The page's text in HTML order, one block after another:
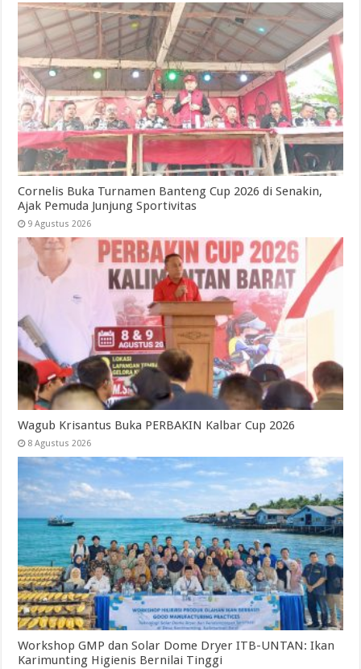
Cornelis Buka Turnamen Banteng Cup 2026 di Senakin,
Ajak Pemuda Junjung Sportivitas
9 Agustus 2026
Wagub Krisantus Buka PERBAKIN Kalbar Cup 2026
8 Agustus 2026
Workshop GMP dan Solar Dome Dryer ITB-UNTAN: Ikan
Karimunting Higienis Bernilai Tinggi